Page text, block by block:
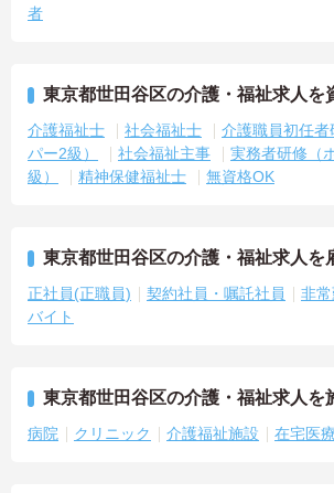
者
東京都世田谷区の介護・福祉求人を
介護福祉士 社会福祉士
介護職員初任
パー2級）
社会福祉主事
実務者研修（
級）
精神保健福祉士 無資格OK
東京都世田谷区の介護・福祉求人を
正社員(正職員) 契約社員・嘱託社員
非
バイト
東京都世田谷区の介護・福祉求人を
病院 クリニック 介護福祉施設 在宅医療